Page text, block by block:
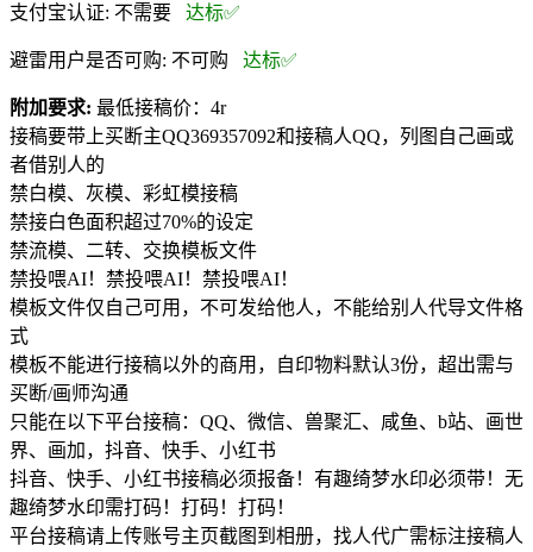
支付宝认证: 不需要 达标✅
避雷用户是否可购: 不可购 达标✅
附加要求: 最低接稿价：4r
接稿要带上买断主QQ369357092和接稿人QQ，列图自己画或
者借别人的
禁白模、灰模、彩虹模接稿
禁接白色面积超过70%的设定
禁流模、二转、交换模板文件
禁投喂AI！禁投喂AI！禁投喂AI！
模板文件仅自己可用，不可发给他人，不能给别人代导文件格
式
模板不能进行接稿以外的商用，自印物料默认3份，超出需与
买断/画师沟通
只能在以下平台接稿：QQ、微信、兽聚汇、咸鱼、b站、画世
界、画加，抖音、快手、小红书
抖音、快手、小红书接稿必须报备！有趣绮梦水印必须带！无
趣绮梦水印需打码！打码！打码！
平台接稿请上传账号主页截图到相册，找人代广需标注接稿人